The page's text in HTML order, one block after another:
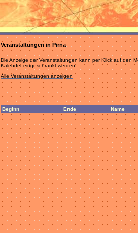
Veranstaltungen in Pirna
Die Anzeige der Veranstaltungen kann per Klick auf den
Kalender eingeschränkt werden.
Alle Veranstaltungen anzeigen
Beginn Ende Name